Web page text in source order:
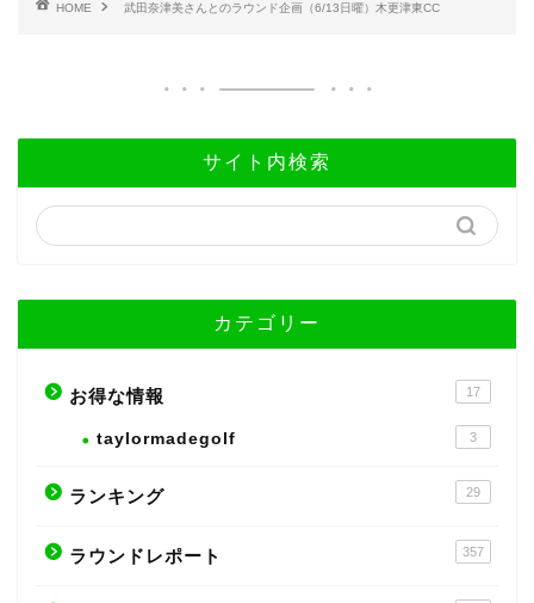
HOME 武田奈津美さんとのラウンド企画（6/13日曜）木更津東CC
サイト内検索
カテゴリー
お得な情報 17
taylormadegolf 3
ランキング 29
ラウンドレポート 357